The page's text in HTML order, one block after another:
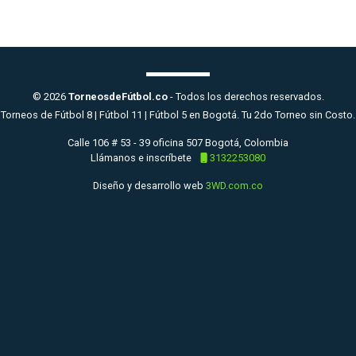
© 2026 TorneosdeFútbol.co- Todos los derechos reservados.
Torneos de Fútbol 8 | Fútbol 11 | Fútbol 5 en Bogotá. Tu 2do Torneo sin Costo.
Calle 106 # 53 - 39 oficina 507 Bogotá, Colombia
Llámanos e inscríbete
3132253080
Diseño y desarrollo web 3WD.com.co